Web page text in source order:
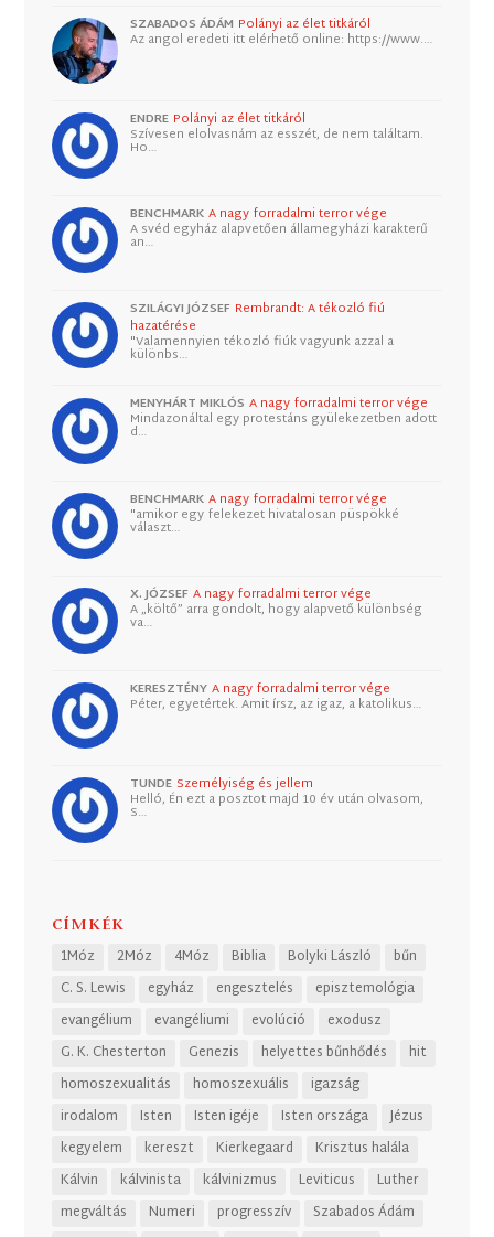
SZABADOS ÁDÁM Polányi az élet titkáról
Az angol eredeti itt elérhető online: https://www.…
ENDRE Polányi az élet titkáról
Szívesen elolvasnám az esszét, de nem találtam.
Ho…
BENCHMARK A nagy forradalmi terror vége
A svéd egyház alapvetően államegyházi karakterű
an…
SZILÁGYI JÓZSEF Rembrandt: A tékozló fiú
hazatérése
"Valamennyien tékozló fiúk vagyunk azzal a
különbs…
MENYHÁRT MIKLÓS A nagy forradalmi terror vége
Mindazonáltal egy protestáns gyülekezetben adott
d…
BENCHMARK A nagy forradalmi terror vége
"amikor egy felekezet hivatalosan püspökké
választ…
X. JÓZSEF A nagy forradalmi terror vége
A „költő” arra gondolt, hogy alapvető különbség
va…
KERESZTÉNY A nagy forradalmi terror vége
Péter, egyetértek. Amit írsz, az igaz, a katolikus…
TUNDE Személyiség és jellem
Helló, Én ezt a posztot majd 10 év után olvasom,
S…
CÍMKÉK
1Móz 2Móz 4Móz Biblia Bolyki László
bűn
C. S. Lewis
egyház engesztelés
episztemológia
evangélium
evangéliumi evolúció
exodusz
G. K. Chesterton
Genezis helyettes bűnhődés
hit
homoszexualitás
homoszexuális
igazság
irodalom
Isten Isten igéje Isten országa
Jézus
kegyelem
kereszt Kierkegaard
Krisztus halála
Kálvin
kálvinista kálvinizmus Leviticus
Luther
megváltás
Numeri progresszív
Szabados Ádám